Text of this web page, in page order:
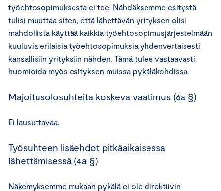
työehtosopimuksesta ei tee. Nähdäksemme esitystä
tulisi muuttaa siten, että lähettävän yrityksen olisi
mahdollista käyttää kaikkia työehtosopimusjärjestelmään
kuuluvia erilaisia työehtosopimuksia yhdenvertaisesti
kansallisiin yrityksiin nähden. Tämä tulee vastaavasti
huomioida myös esityksen muissa pykäläkohdissa.
Majoitusolosuhteita koskeva vaatimus (6a §)
Ei lausuttavaa.
Työsuhteen lisäehdot pitkäaikaisessa
lähettämisessä (4a §)
Näkemyksemme mukaan pykälä ei ole direktiivin